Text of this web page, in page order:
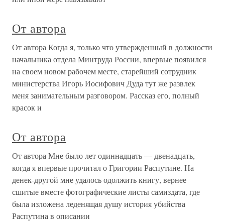
От автора
От автора Когда я, только что утвержденный в должности
начальника отдела Минтруда России, впервые появился
на своем новом рабочем месте, старейший сотрудник
министерства Игорь Иосифович Дуда тут же развлек
меня занимательным разговором. Рассказ его, полный
красок и
От автора
От автора Мне было лет одиннадцать — двенадцать,
когда я впервые прочитал о Григории Распутине. На
денек-другой мне удалось одолжить книгу, вернее
сшитые вместе фотографические листы самиздата, где
была изложена леденящая душу история убийства
Распутина в описании